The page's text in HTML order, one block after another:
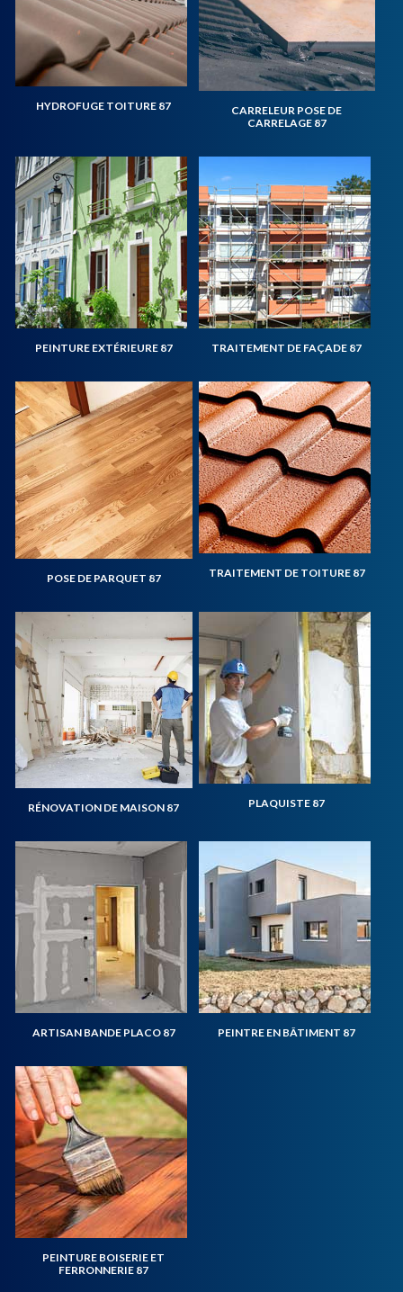
HYDROFUGE TOITURE 87
CARRELEUR POSE DE
CARRELAGE 87
PEINTURE EXTÉRIEURE 87 TRAITEMENT DE FAÇADE 87
POSE DE PARQUET 87 TRAITEMENT DE TOITURE 87
RÉNOVATION DE MAISON 87 PLAQUISTE 87
ARTISAN BANDE PLACO 87 PEINTRE EN BÂTIMENT 87
PEINTURE BOISERIE ET
FERRONNERIE 87